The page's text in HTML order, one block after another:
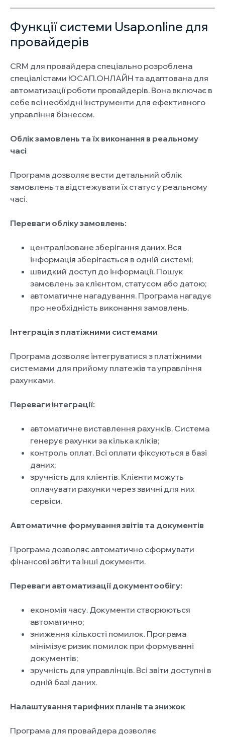
Функції системи Usap.online для
провайдерів
CRM для провайдера спеціально розроблена
спеціалістами ЮСАП.ОНЛАЙН та адаптована для
автоматизації роботи провайдерів. Вона включає в
себе всі необхідні інструменти для ефективного
управління бізнесом.
Облік замовлень та їх виконання в реальному
часі
Програма дозволяє вести детальний облік
замовлень та відстежувати їх статус у реальному
часі.
Переваги обліку замовлень:
централізоване зберігання даних. Вся
інформація зберігається в одній системі;
швидкий доступ до інформації. Пошук
замовлень за клієнтом, статусом або датою;
автоматичне нагадування. Програма нагадує
про необхідність виконання замовлень.
Інтеграція з платіжними системами
Програма дозволяє інтегруватися з платіжними
системами для прийому платежів та управління
рахунками.
Переваги інтеграції:
автоматичне виставлення рахунків. Система
генерує рахунки за кілька кліків;
контроль оплат. Всі оплати фіксуються в базі
даних;
зручність для клієнтів. Клієнти можуть
оплачувати рахунки через звичні для них
сервіси.
Автоматичне формування звітів та документів
Програма дозволяє автоматично сформувати
фінансові звіти та інші документи.
Переваги автоматизації документообігу:
економія часу. Документи створюються
автоматично;
зниження кількості помилок. Програма
мінімізує ризик помилок при формуванні
документів;
зручність для управлінців. Всі звіти доступні в
одній базі даних.
Налаштування тарифних планів та знижок
Програма для провайдера дозволяє